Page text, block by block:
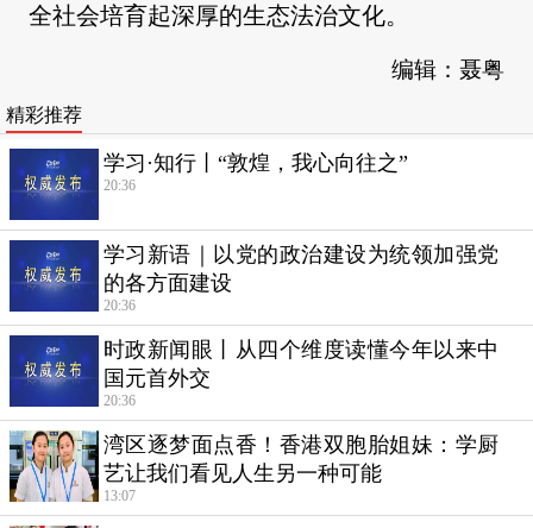
全社会培育起深厚的生态法治文化。
编辑：聂粤
精彩推荐